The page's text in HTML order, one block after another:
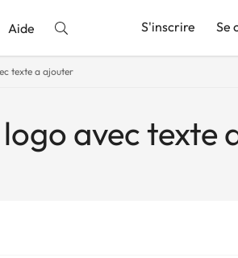
Aide S'inscrire Se
texte a ajouter
avec texte